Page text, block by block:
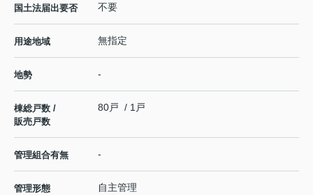
国土法届出要否 不要
用途地域 無指定
地勢 -
棟総戸数 /
販売戸数
80戸 / 1戸
管理組合有無 -
管理形態 自主管理